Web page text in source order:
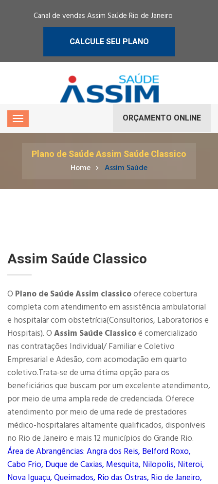
Canal de vendas Assim Saúde Rio de Janeiro
CALCULE SEU PLANO
ORÇAMENTO ONLINE
Plano de Saúde Assim Saúde Classico
Home Assim Saúde
Assim Saúde Classico
O Plano de Saúde Assim classicooferece cobertura
completa com atendimento em assistência ambulatorial
e hospitalar com obstetrícia(Consultorios, Laboratorios e
Hospitais). O Assim Saúde Classicoé comercializado
nas contratações Individual/ Familiar e Coletivo
Empresarial e Adesão, com acomodação em quarto
coletivo.Trata-se de uma ótima opção para os
beneficiários que buscam por um excelente atendimento,
por meio de uma ampla rede de credenciada. Oferece
atendimento por meio de uma rede de prestadores
médico-hospitalares altamente qualificados, disponíveis
no Rio de Janeiro e mais 12 municípios do Grande Rio.
Área de Abrangências: Angra dos Reis, Belford Roxo,
Cabo Frio, Duque de Caxias, Mesquita, Nilopolis, Niteroi,
Nova Iguaçu, Queimados, Rio das Ostras, Rio de Janeiro,